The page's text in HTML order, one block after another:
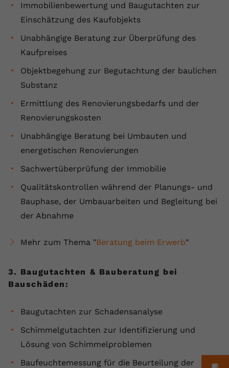
Immobilienbewertung und Baugutachten zur
Einschätzung des Kaufobjekts
Unabhängige Beratung zur Überprüfung des
Kaufpreises
Objektbegehung zur Begutachtung der baulichen
Substanz
Ermittlung des Renovierungsbedarfs und der
Renovierungskosten
Unabhängige Beratung bei Umbauten und
energetischen Renovierungen
Sachwertüberprüfung der Immobilie
Qualitätskontrollen während der Planungs- und
Bauphase, der Umbauarbeiten und Begleitung bei
der Abnahme
Mehr zum Thema "Beratung beim Erwerb"
3. Baugutachten & Bauberatung bei
Bauschäden:
Baugutachten zur Schadensanalyse
Schimmelgutachten zur Identifizierung und
Lösung von Schimmelproblemen
Baufeuchtemessung für die Beurteilung der
gesehen hat.
Name yt.innertube::nextId
Laufzeit
Dieser von YouTube gesetzte Cookie
registriert eine eindeutige ID, um
Videos von YouTube der Nutzer
gesehen hat.
Name yt-remote-connected-devices
Anbieter Youtube.com
YouTube setzt diesen Cookie, um die
speichern, der eingebettete YouTube-